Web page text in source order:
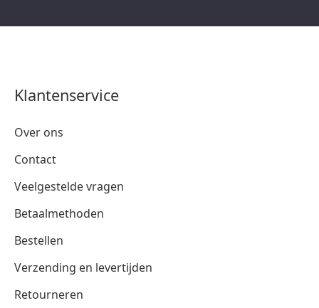
Klantenservice
Over ons
Contact
Veelgestelde vragen
Betaalmethoden
Bestellen
Verzending en levertijden
Retourneren